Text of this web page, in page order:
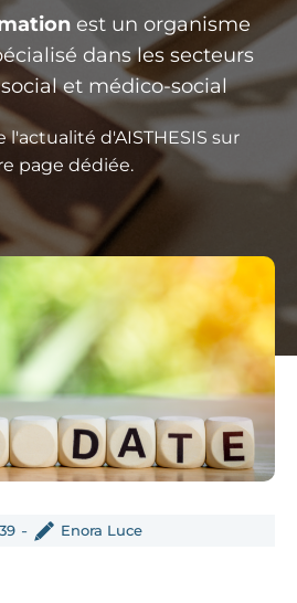
est un organisme
dans les secteurs
et médico-social
d'AISTHESIS sur
page dédiée.
- Enora Luce